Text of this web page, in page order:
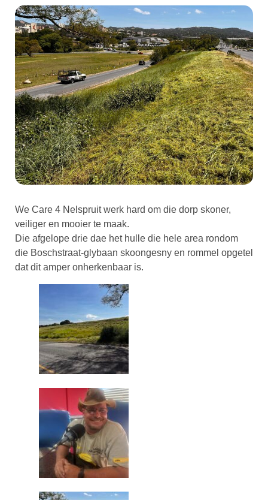
We Care 4 Nelspruit werk hard om die dorp skoner,
veiliger en mooier te maak.
Die afgelope drie dae het hulle die hele area rondom
die Boschstraat-glybaan skoongesny en rommel opgetel
dat dit amper onherkenbaar is.